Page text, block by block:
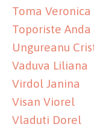
Toma Veronica
Toporiste Anda
Ungureanu
Vaduva Liliana
Virdol Janina
Visan Viorel
Vladuti Dorel